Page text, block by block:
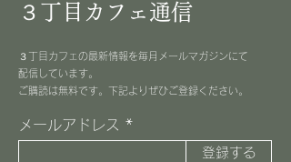
３丁目カフェ通信
３丁目カフェの最新情報を毎月メールマガジンにて
配信しています。
​ご購読は無料です。下記よりぜひご登録ください。
メールアドレス
登録する